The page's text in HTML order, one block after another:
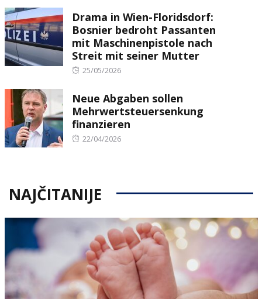
Drama in Wien-Floridsdorf:
Bosnier bedroht Passanten
mit Maschinenpistole nach
Streit mit seiner Mutter
Posted
25/05/2026
Neue Abgaben sollen
Mehrwertsteuersenkung
finanzieren
Posted
22/04/2026
NAJČITANIJE